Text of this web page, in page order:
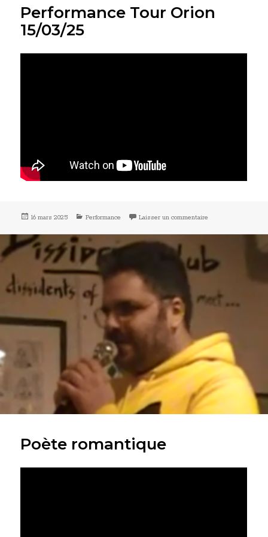
Performance Tour Orion
15/03/25
Publié
16 mars 2025 Catégories
Performance Laisser un commentaire
Poète romantique